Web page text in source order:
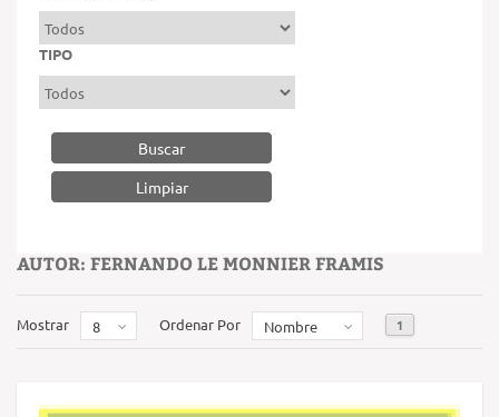
TIPO
Buscar
AUTOR: FERNANDO LE MONNIER FRAMIS
Mostrar 8 Ordenar Por Nombre 1